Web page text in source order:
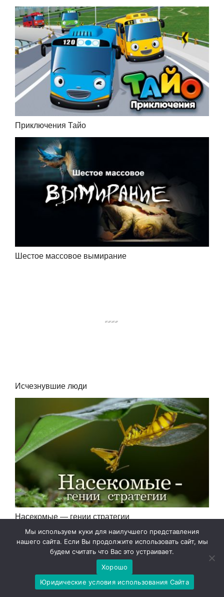
Приключения Тайо
Шестое массовое вымирание
Исчезнувшие люди
Насекомые — гении стратегии
Мы используем куки для наилучшего представления
нашего сайта. Если Вы продолжите использовать сайт, мы
будем считать что Вас это устраивает.
Хорошо
Юридические условия использования Сайта